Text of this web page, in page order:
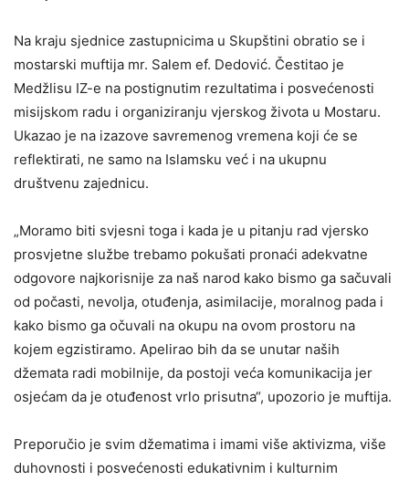
Na kraju sjednice zastupnicima u Skupštini obratio se i
mostarski muftija mr. Salem ef. Dedović. Čestitao je
Medžlisu IZ-e na postignutim rezultatima i posvećenosti
misijskom radu i organiziranju vjerskog života u Mostaru.
Ukazao je na izazove savremenog vremena koji će se
reflektirati, ne samo na Islamsku već i na ukupnu
društvenu zajednicu.
„Moramo biti svjesni toga i kada je u pitanju rad vjersko
prosvjetne službe trebamo pokušati pronaći adekvatne
odgovore najkorisnije za naš narod kako bismo ga sačuvali
od počasti, nevolja, otuđenja, asimilacije, moralnog pada i
kako bismo ga očuvali na okupu na ovom prostoru na
kojem egzistiramo. Apelirao bih da se unutar naših
džemata radi mobilnije, da postoji veća komunikacija jer
osjećam da je otuđenost vrlo prisutna“, upozorio je muftija.
Preporučio je svim džematima i imami više aktivizma, više
duhovnosti i posvećenosti edukativnim i kulturnim